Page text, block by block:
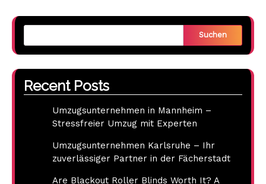
Suchen
Recent Posts
Umzugsunternehmen in Mannheim –
Stressfreier Umzug mit Experten
Umzugsunternehmen Karlsruhe – Ihr
zuverlässiger Partner in der Fächerstadt
Are Blackout Roller Blinds Worth It? A